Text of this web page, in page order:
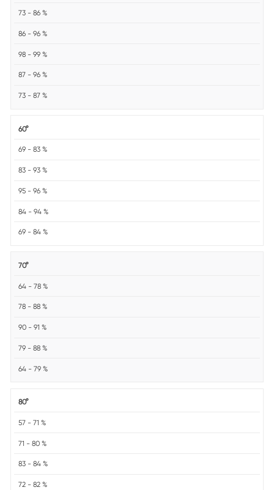
73 - 86 %
86 - 96 %
98 - 99 %
87 - 96 %
73 - 87 %
60°
69 - 83 %
83 - 93 %
95 - 96 %
84 - 94 %
69 - 84 %
70°
64 - 78 %
78 - 88 %
90 - 91 %
79 - 88 %
64 - 79 %
80°
57 - 71 %
71 - 80 %
83 - 84 %
72 - 82 %